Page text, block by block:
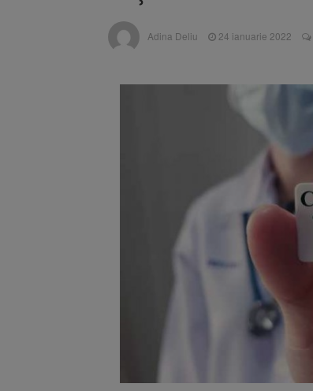
Adina Deliu 24 ianuarie 2022